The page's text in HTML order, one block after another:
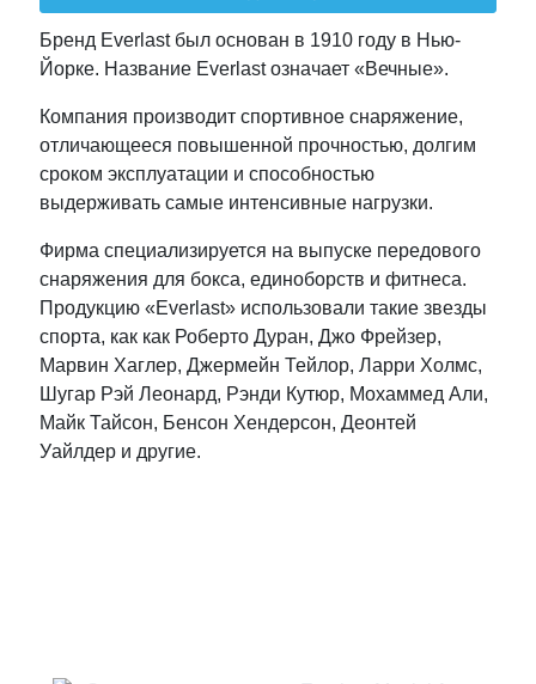
Бренд Everlast был основан в 1910 году в Нью-
Йорке. Название Everlast означает «Вечные».
Компания производит спортивное снаряжение,
отличающееся повышенной прочностью, долгим
сроком эксплуатации и способностью
выдерживать самые интенсивные нагрузки.
Фирма специализируется на выпуске передового
снаряжения для бокса, единоборств и фитнеса.
Продукцию «Everlast» использовали такие звезды
спорта, как как Роберто Дуран, Джо Фрейзер,
Марвин Хаглер, Джермейн Тейлор, Ларри Холмс,
Шугар Рэй Леонард, Рэнди Кутюр, Мохаммед Али,
Майк Тайсон, Бенсон Хендерсон, Деонтей
Уайлдер и другие.